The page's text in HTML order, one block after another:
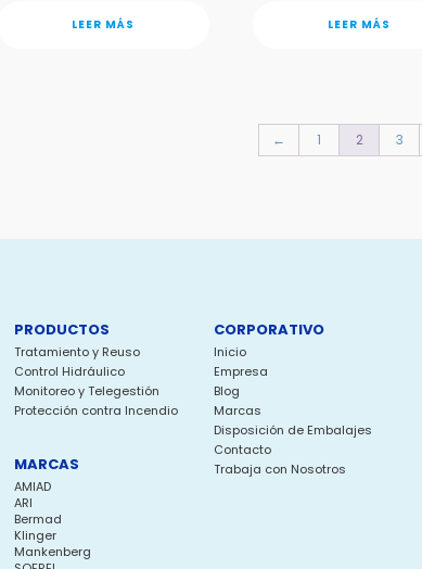
LEER MÁS LEER MÁS
← 1 2 3
PRODUCTOS
Tratamiento y Reuso
Control Hidráulico
Monitoreo y Telegestión
Protección contra Incendio
MARCAS
AMIAD
ARI
Bermad
Klinger
Mankenberg
CORPORATIVO
Inicio
Empresa
Blog
Marcas
Disposición de Embalajes
Contacto
Trabaja con Nosotros